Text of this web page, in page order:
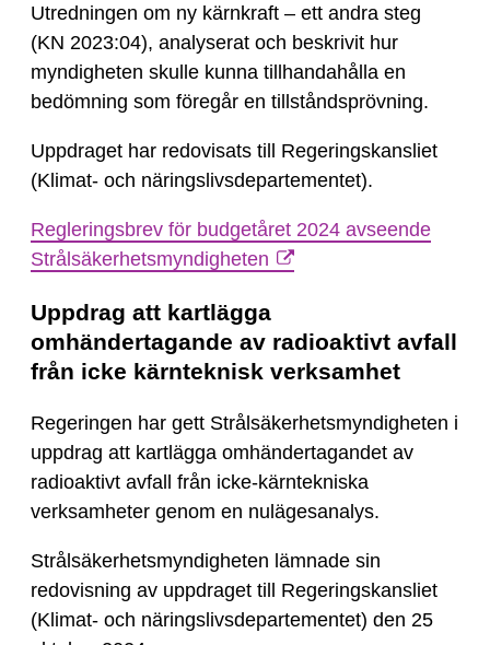
Utredningen om ny kärnkraft – ett andra steg
(KN 2023:04), analyserat och beskrivit hur
myndigheten skulle kunna tillhandahålla en
bedömning som föregår en tillståndsprövning.
Uppdraget har redovisats till Regeringskansliet
(Klimat- och näringslivsdepartementet).
Regleringsbrev för budgetåret 2024 avseende
Strålsäkerhetsmyndigheten
Uppdrag att kartlägga
omhändertagande av radioaktivt avfall
från icke kärnteknisk verksamhet
Regeringen har gett Strålsäkerhetsmyndigheten i
uppdrag att kartlägga omhändertagandet av
radioaktivt avfall från icke-kärntekniska
verksamheter genom en nulägesanalys.
Strålsäkerhetsmyndigheten lämnade sin
redovisning av uppdraget till Regeringskansliet
(Klimat- och näringslivsdepartementet) den 25